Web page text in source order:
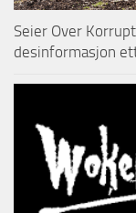
Seier Over
desinformasjon